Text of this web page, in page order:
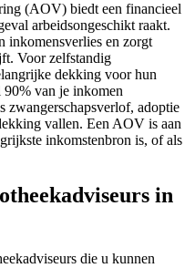
(AOV) biedt een financieel
arbeidsongeschikt raakt.
inkomensverlies en zorgt
Voor zelfstandig
dekking voor hun
90% van je inkomen
zwangerschapsverlof, adoptie
vallen. Een AOV is aan
inkomstenbron is, of als
in
die u kunnen